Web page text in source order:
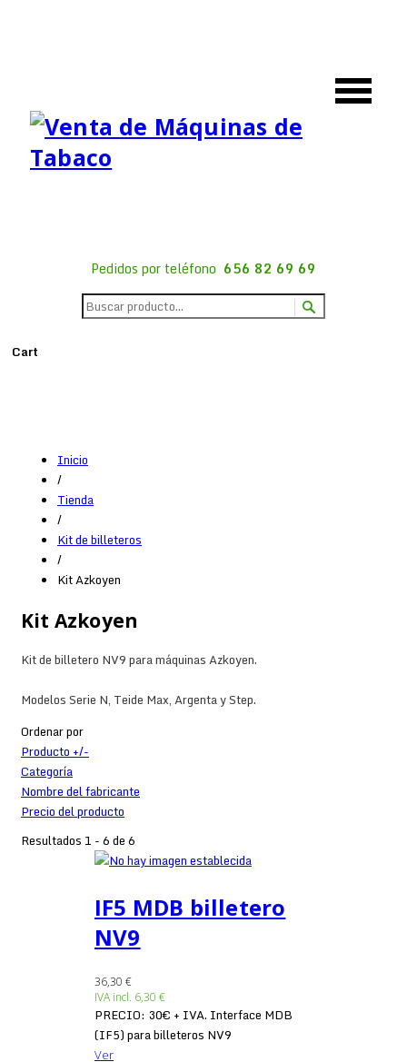
Pedidos por teléfono 656 82 69 69
Cart
Inicio
/
Tienda
/
Kit de billeteros
/
Kit Azkoyen
Kit Azkoyen
Kit de billetero NV9 para máquinas Azkoyen.
Modelos Serie N, Teide Max, Argenta y Step.
Ordenar por
Producto +/-
Categoría
Nombre del fabricante
Precio del producto
Resultados 1 - 6 de 6
IF5 MDB billetero
NV9
36,30 €
IVA incl. 6,30 €
PRECIO: 30€ + IVA. Interface MDB
(IF5) para billeteros NV9
Ver